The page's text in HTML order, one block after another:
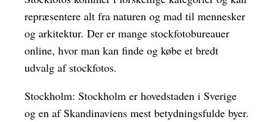
repræsentere alt fra naturen og mad til mennesker
og arkitektur. Der er mange stockfotobureauer
online, hvor man kan finde og købe et bredt
udvalg af stockfotos.
Stockholm: Stockholm er hovedstaden i Sverige
og en af Skandinaviens mest betydningsfulde byer.